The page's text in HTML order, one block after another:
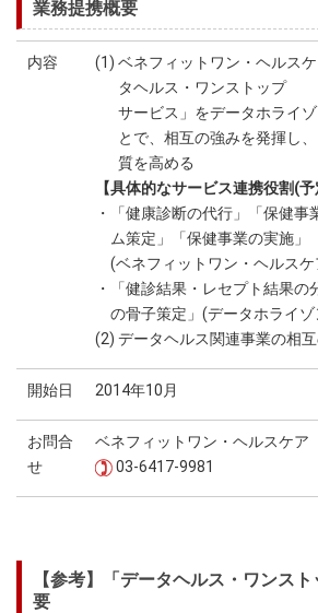
業務提携概要
内容
(1) ベネフィットワン・ヘルス
タヘルス・ワンストップ
サービス」をデータホライ
とで、相互の強みを発揮し
質を高める
【具体的なサービス連携役割(予
・「健康診断の代行」「保健事
ム策定」「保健事業の実施」
(ベネフィットワン・ヘルス
・「健診結果・レセプト結果
の骨子策定」(データホライ
(2) データヘルス関連事業の相
開始日 2014年10月
お問合
せ
ベネフィットワン・ヘルスケア
03-6417-9981
【参考】「データヘルス・ワンス
要